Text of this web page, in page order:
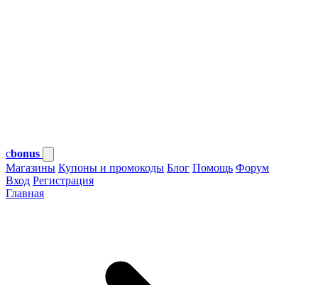
cbonus
Магазины Купоны и промокоды Блог Помощь Форум
Вход Регистрация
Главная